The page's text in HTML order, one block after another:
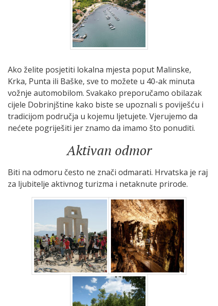
Ako želite posjetiti lokalna mjesta poput Malinske,
Krka, Punta ili Baške, sve to možete u 40-ak minuta
vožnje automobilom. Svakako preporučamo obilazak
cijele Dobrinjštine kako biste se upoznali s poviješću i
tradicijom područja u kojemu ljetujete. Vjerujemo da
nećete pogriješiti jer znamo da imamo što ponuditi.
Aktivan odmor
Biti na odmoru često ne znači odmarati. Hrvatska je raj
za ljubitelje aktivnog turizma i netaknute prirode.